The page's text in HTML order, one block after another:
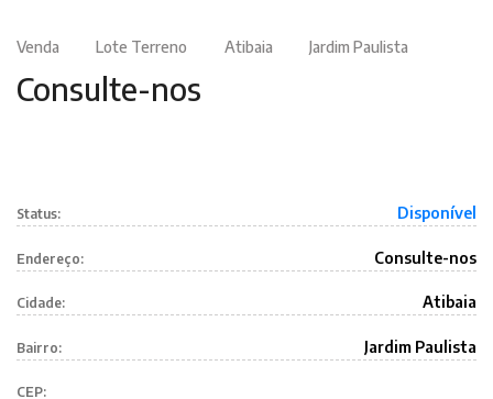
Venda Lote Terreno Atibaia Jardim Paulista
Consulte-nos
Status: Disponível
Endereço: Consulte-nos
Cidade: Atibaia
Bairro: Jardim Paulista
CEP: